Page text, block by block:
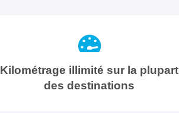
Kilométrage illimité sur la plupart
des destinations